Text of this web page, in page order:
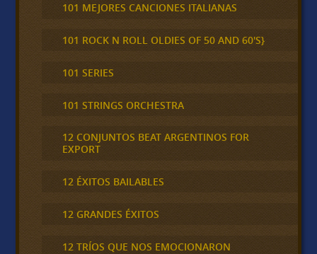
101 MEJORES CANCIONES ITALIANAS
101 ROCK N ROLL OLDIES OF 50 AND 60'S}
101 SERIES
101 STRINGS ORCHESTRA
12 CONJUNTOS BEAT ARGENTINOS FOR
EXPORT
12 ÉXITOS BAILABLES
12 GRANDES ÉXITOS
12 TRÍOS QUE NOS EMOCIONARON